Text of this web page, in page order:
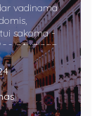
vadinama
sakoma -
ir turtinga
meno ir
lyg
ar kitaip